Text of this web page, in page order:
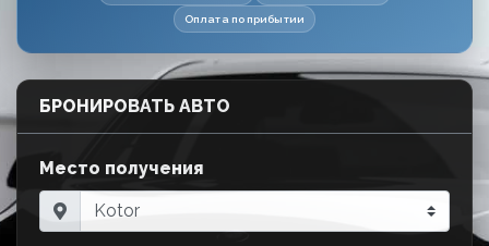
Оплата по прибытии
БРОНИРОВАТЬ АВТО
Место получения